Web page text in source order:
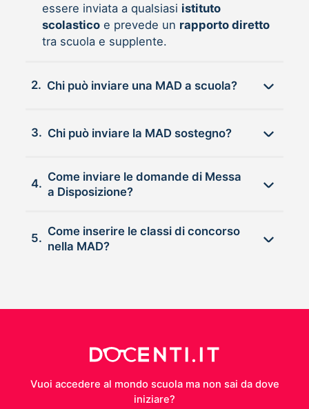
essere inviata a qualsiasi istituto
scolasticoe prevede un rapporto diretto
tra scuola e supplente.
2. Chi può inviare una MAD a scuola?
3. Chi può inviare la MAD sostegno?
4.
Come inviare le domande di Messa
a Disposizione?
5.
Come inserire le classi di concorso
nella MAD?
Vuoi accedere al mondo scuola ma non sai da dove
iniziare?